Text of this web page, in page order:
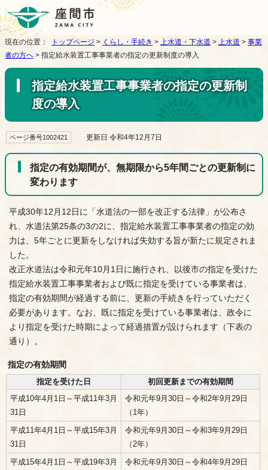
現在の位置： トップページ > くらし・手続き > 上水道・下水道 > 上水道 > 事業
者の方へ > 指定給水装置工事事業者の指定の更新制度の導入
指定給水装置工事事業者の指定の更新制
度の導入
ページ番号1002421 更新日 令和4年12月7日
指定の有効期間が、無期限から5年間ごとの更新制に
変わります
平成30年12月12日に「水道法の一部を改正する法律」が公布さ
れ、水道法第25条の3の2に、指定給水装置工事事業者の指定の効
力は、5年ごとに更新をしなければ失効する旨が新たに規定されま
した。
改正水道法は令和元年10月1日に施行され、以後市の指定を受けた
指定給水装置工事事業者および既に指定を受けている事業者は、
指定の有効期間が経過する前に、更新の手続きを行っていただく
必要があります。なお、既に指定を受けている事業者は、政令に
より指定を受けた時期によって経過措置が設けられます（下表の
通り）。
指定の有効期間
指定を受けた日
初回更新までの有効期間
平成10年4月1日～平成11年3月
31日
令和元年9月30日～令和2年9月29日
（1年）
平成11年4月1日～平成15年3月
31日
令和元年9月30日～令和3年9月29日
（2年）
平成15年4月1日～平成19年3月
令和元年9月30日～令和4年9月29日